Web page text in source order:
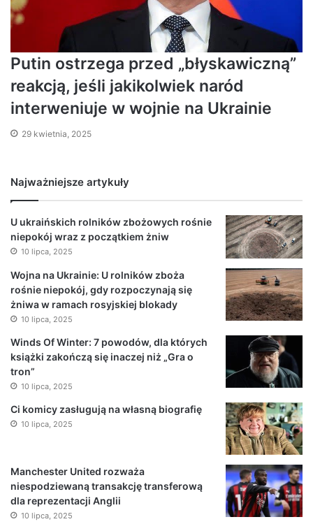
Putin ostrzega przed „błyskawiczną”
reakcją, jeśli jakikolwiek naród
interweniuje w wojnie na Ukrainie
29 kwietnia, 2025
Najważniejsze artykuły
U ukraińskich rolników zbożowych rośnie
niepokój wraz z początkiem żniw
10 lipca, 2025
Wojna na Ukrainie: U rolników zboża
rośnie niepokój, gdy rozpoczynają się
żniwa w ramach rosyjskiej blokady
10 lipca, 2025
Winds Of Winter: 7 powodów, dla których
książki zakończą się inaczej niż „Gra o
tron”
10 lipca, 2025
Ci komicy zasługują na własną biografię
10 lipca, 2025
Manchester United rozważa
niespodziewaną transakcję transferową
dla reprezentacji Anglii
10 lipca, 2025